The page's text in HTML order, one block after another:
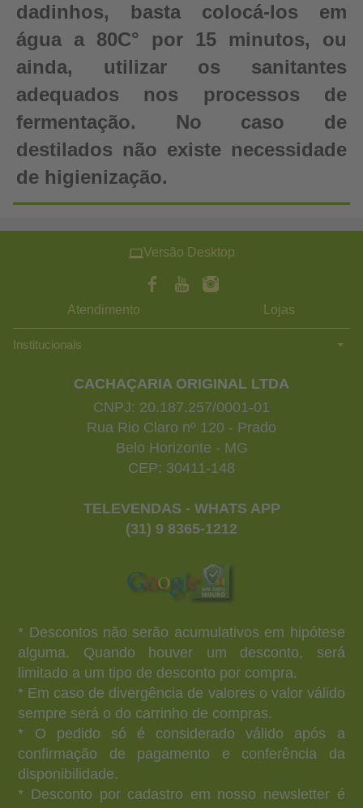
dadinhos, basta colocá-los em
água a 80C° por 15 minutos, ou
ainda, utilizar os sanitantes
adequados nos processos de
fermentação. No caso de
destilados não existe necessidade
de higienização.
Versão Desktop
Atendimento Lojas
Institucionais
CACHAÇARIA ORIGINAL LTDA
CNPJ: 20.187.257/0001-01
Rua Rio Claro nº 120 - Prado
Belo Horizonte - MG
CEP: 30411-148
TELEVENDAS - WHATS APP
(31) 9 8365-1212
* Descontos não serão acumulativos em hipótese
alguma. Quando houver um desconto, será
limitado a um tipo de desconto por compra.
* Em caso de divergência de valores o valor válido
sempre será o do carrinho de compras.
* O pedido só é considerado válido após a
confirmação de pagamento e conferência da
disponibilidade.
* Desconto por cadastro em nosso newsletter é